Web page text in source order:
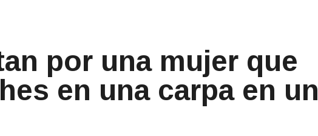
por una mujer que
en una carpa en un